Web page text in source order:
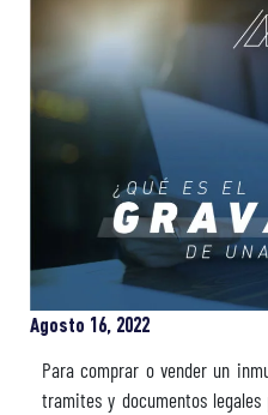
Agosto 16, 2022
Para comprar o vender un
tramites y documentos